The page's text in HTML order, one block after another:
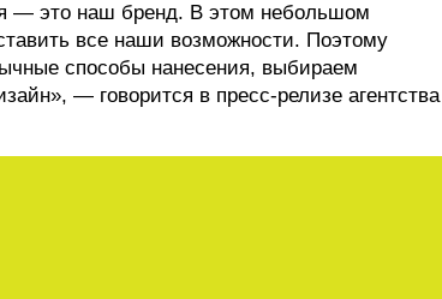
— это наш бренд. В этом небольшом
все наши возможности. Поэтому
способы нанесения, выбираем
— говорится в пресс-релизе агентства